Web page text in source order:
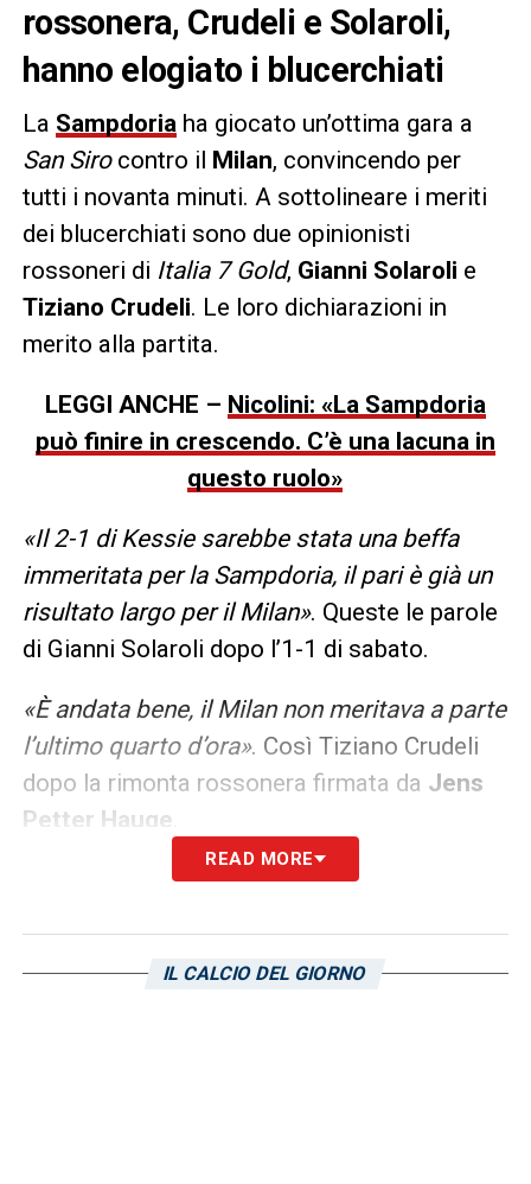
rossonera, Crudeli e Solaroli,
hanno elogiato i blucerchiati
La Sampdoriaha giocato un’ottima gara a
San Sirocontro il Milan, convincendo per
tutti i novanta minuti. A sottolineare i meriti
dei blucerchiati sono due opinionisti
rossoneri di Italia 7 Gold, Gianni Solaroli e
Tiziano Crudeli. Le loro dichiarazioni in
merito alla partita.
LEGGI ANCHE – Nicolini: «La Sampdoria
può finire in crescendo. C’è una lacuna in
questo ruolo»
«Il 2-1 di Kessie sarebbe stata una beffa
immeritata per la Sampdoria, il pari è già un
risultato largo per il Milan». Queste le parole
di Gianni Solaroli dopo l’1-1 di sabato.
«È andata bene, il Milan non meritava a parte
l’ultimo quarto d’ora». Così Tiziano Crudeli
dopo la rimonta rossonera firmata da Jens
Petter Hauge
READ MORE
IL CALCIO DEL GIORNO